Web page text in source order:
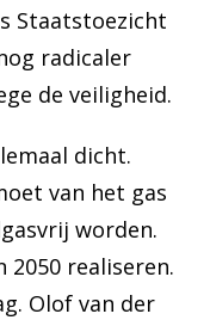
Staatstoezicht
radicaler
de veiligheid.
dicht.
van het gas
worden.
realiseren.
Olof van der